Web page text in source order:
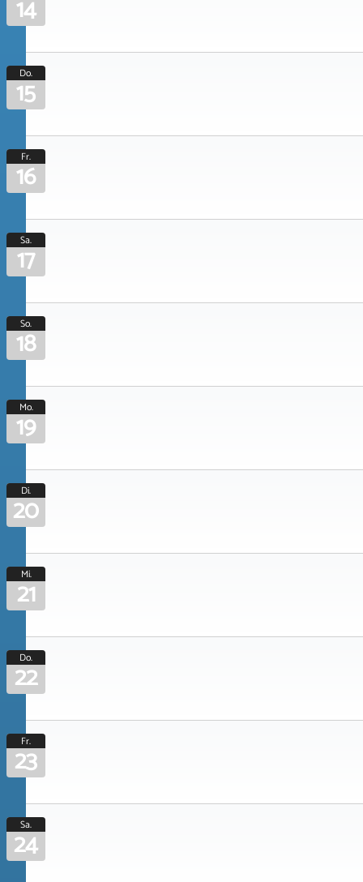
14
Do.
15
Fr.
16
Sa.
17
So.
18
Mo.
19
Di.
20
Mi.
21
Do.
22
Fr.
23
Sa.
24